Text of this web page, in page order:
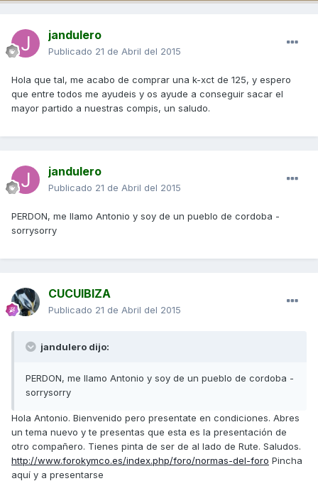
jandulero
Publicado 21 de Abril del 2015
Hola que tal, me acabo de comprar una k-xct de 125, y espero
que entre todos me ayudeis y os ayude a conseguir sacar el
mayor partido a nuestras compis, un saludo.
jandulero
Publicado 21 de Abril del 2015
PERDON, me llamo Antonio y soy de un pueblo de cordoba -
sorrysorry
CUCUIBIZA
Publicado 21 de Abril del 2015
jandulero dijo:
PERDON, me llamo Antonio y soy de un pueblo de cordoba -
sorrysorry
Hola Antonio. Bienvenido pero presentate en condiciones. Abres
un tema nuevo y te presentas que esta es la presentación de
otro compañero. Tienes pinta de ser de al lado de Rute. Saludos.
http://www.forokymco.es/index.php/foro/normas-del-foro Pincha
aquí y a presentarse